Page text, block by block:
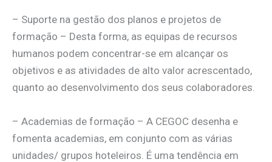
– Suporte na gestão dos planos e projetos de
formação – Desta forma, as equipas de recursos
humanos podem concentrar-se em alcançar os
objetivos e as atividades de alto valor acrescentado,
quanto ao desenvolvimento dos seus colaboradores.
– Academias de formação – A CEGOC desenha e
fomenta academias, em conjunto com as várias
unidades/ grupos hoteleiros. É uma tendência em